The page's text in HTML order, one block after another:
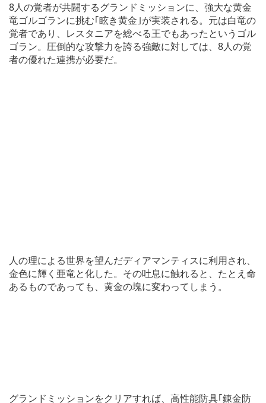
8人の覚者が共闘するグランドミッションに、強大な黄金
竜ゴルゴランに挑む｢眩き黄金｣が実装される。元は白竜の
覚者であり、レスタニアを総べる王でもあったというゴル
ゴラン。圧倒的な攻撃力を誇る強敵に対しては、8人の覚
者の優れた連携が必要だ。
人の理による世界を望んだディアマンティスに利用され、
金色に輝く亜竜と化した。その吐息に触れると、たとえ命
あるものであっても、黄金の塊に変わってしまう。
グランドミッションをクリアすれば、高性能防具｢錬金防